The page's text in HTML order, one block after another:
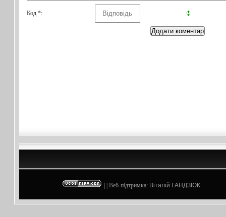
Код *:
| | Веб-підтримка: Віталій ГАНДЗЮК